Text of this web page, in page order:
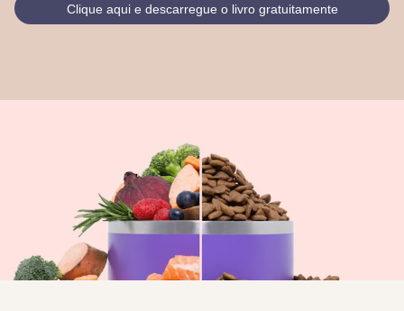
Clique aqui e descarregue o livro gratuitamente